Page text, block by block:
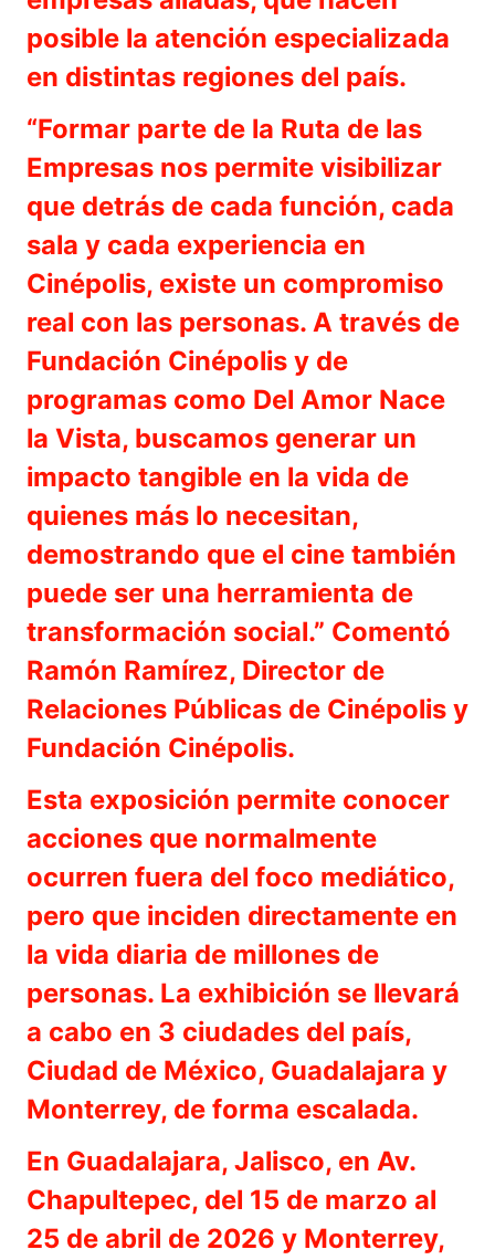
posible la atención especializada
en distintas regiones del país.
“Formar parte de la Ruta de las
Empresas nos permite visibilizar
que detrás de cada función, cada
sala y cada experiencia en
Cinépolis, existe un compromiso
real con las personas. A través de
Fundación Cinépolis y de
programas como Del Amor Nace
la Vista, buscamos generar un
impacto tangible en la vida de
quienes más lo necesitan,
demostrando que el cine también
puede ser una herramienta de
transformación social.” Comentó
Ramón Ramírez, Director de
Relaciones Públicas de Cinépolis y
Fundación Cinépolis.
Esta exposición permite conocer
acciones que normalmente
ocurren fuera del foco mediático,
pero que inciden directamente en
la vida diaria de millones de
personas. La exhibición se llevará
a cabo en 3 ciudades del país,
Ciudad de México, Guadalajara y
Monterrey, de forma escalada.
En Guadalajara, Jalisco, en Av.
Chapultepec, del 15 de marzo al
25 de abril de 2026 y Monterrey,